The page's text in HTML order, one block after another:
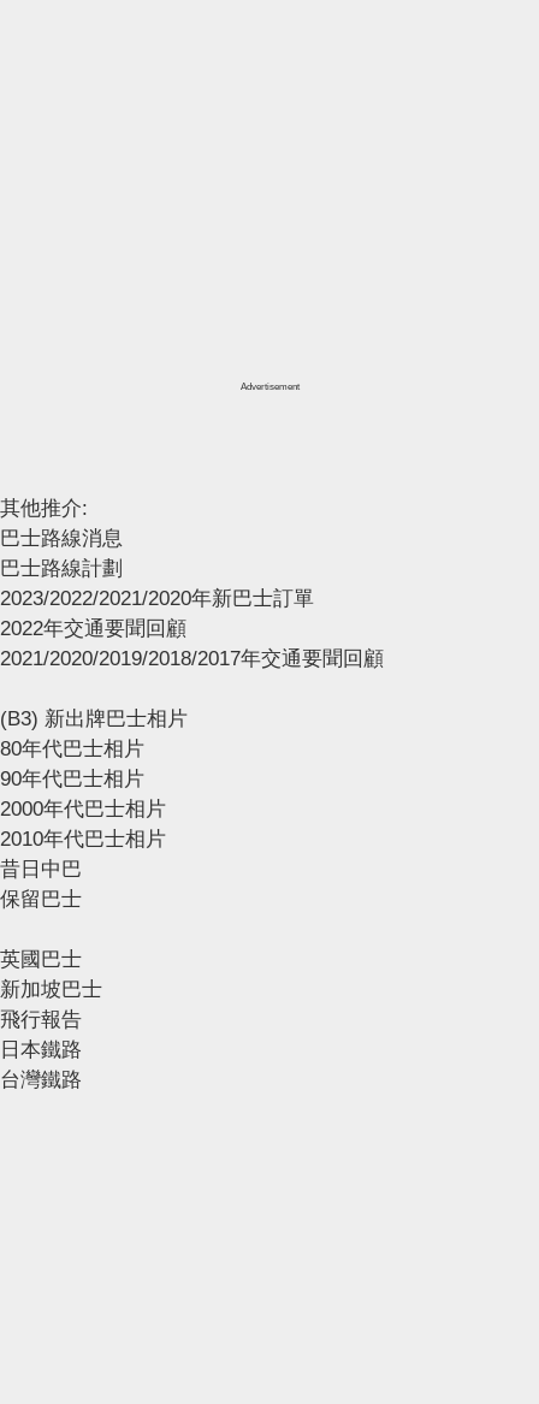
Advertisement
其他推介:
巴士路線消息
巴士路線計劃
2023/2022/2021/2020年新巴士訂單
2022年交通要聞回顧
2021/2020/2019/2018/2017年交通要聞回顧
(B3) 新出牌巴士相片
80年代巴士相片
90年代巴士相片
2000年代巴士相片
2010年代巴士相片
昔日中巴
保留巴士
英國巴士
新加坡巴士
飛行報告
日本鐵路
台灣鐵路